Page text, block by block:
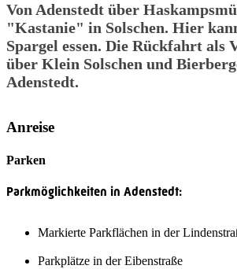
Von Adenstedt über
"Kastanie" in Solschen. Hier
Spargel essen. Die Rückfahrt als
über Klein Solschen und
Adenstedt.
Anreise
Parken
Parkmöglichkeiten in Adenstedt:
Markierte Parkflächen in der
Parkplätze in der Eibenstraße